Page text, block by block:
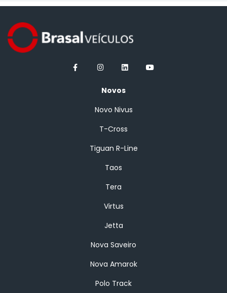
Novos
Novo Nivus
T-Cross
Tiguan R-Line
Taos
Tera
Virtus
Jetta
Nova Saveiro
Nova Amarok
Polo Track